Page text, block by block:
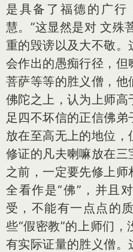
是具备了福德的广行
慧。”这显然是对 文殊
重的毁谤以及大不敬
会作出的愚痴行径，
菩萨等等的胜义僧，
佛陀之上，认为上师
足四不坏信的正信佛
放在至高无上的地位
修证的凡夫喇嘛放在
之前，一定要先修上
全看作是“佛”，并且
受，不能有一点点的
些“假密教”的上师们
有实际证量的胜义僧